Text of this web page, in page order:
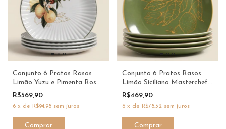
Conjunto 6 Pratos Rasos
Limão Yuzu e Pimenta Rosa
com Filete Verde Masterchef
- Dani Fernandes e Scalla
R$569,90
6 x de R$94,98 sem juros
Conjunto 6 Pratos Rasos
Limão Siciliano Masterchef -
Dani Fernandes e Scalla
R$469,90
6 x de R$78,32 sem juros